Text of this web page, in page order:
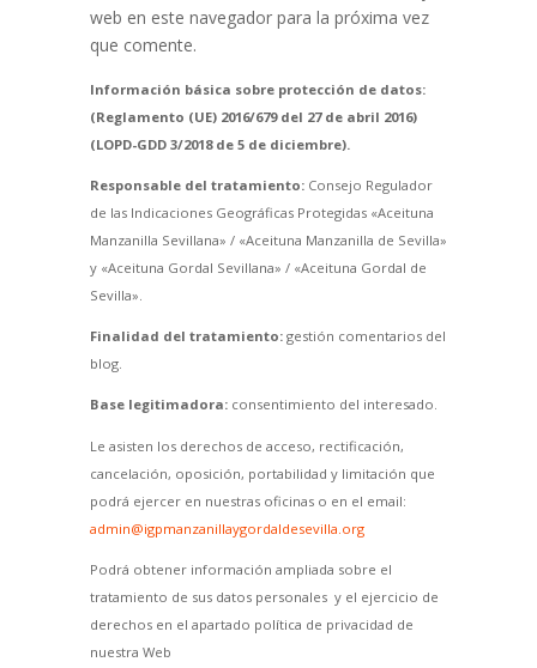
web en este navegador para la próxima vez
que comente.
Información básica sobre protección de datos:
(Reglamento (UE) 2016/679 del 27 de abril 2016)
(LOPD-GDD 3/2018 de 5 de diciembre).
Responsable del tratamiento:Consejo Regulador
de las Indicaciones Geográficas Protegidas «Aceituna
Manzanilla Sevillana» / «Aceituna Manzanilla de Sevilla»
y «Aceituna Gordal Sevillana» / «Aceituna Gordal de
Sevilla».
Finalidad del tratamiento:gestión comentarios del
blog.
Base legitimadora:consentimiento del interesado.
Le asisten los derechos de acceso, rectificación,
cancelación, oposición, portabilidad y limitación que
podrá ejercer en nuestras oficinas o en el email:
admin@igpmanzanillaygordaldesevilla.org
Podrá obtener información ampliada sobre el
tratamiento de sus datos personales y el ejercicio de
derechos en el apartado política de privacidad de
nuestra Web